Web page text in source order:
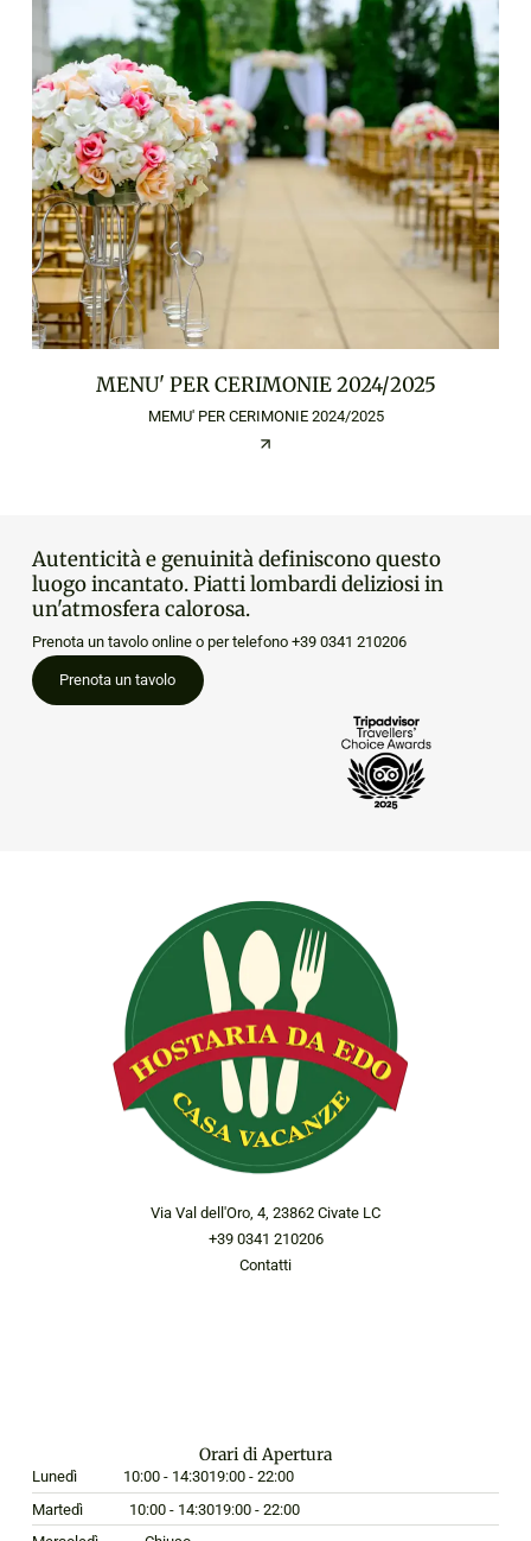
MENU' PER CERIMONIE 2024/2025
MEMU' PER CERIMONIE 2024/2025
Autenticità e genuinità definiscono questo
luogo incantato. Piatti lombardi deliziosi in
un'atmosfera calorosa.
Prenota un tavolo online o per telefono +39 0341 210206
Prenota un tavolo
Via Val dell'Oro, 4, 23862 Civate LC
+39 0341 210206
Contatti
Orari di Apertura
Lunedì 10:00 - 14:3019:00 - 22:00
Martedì
10:00 - 14:3019:00 - 22:00